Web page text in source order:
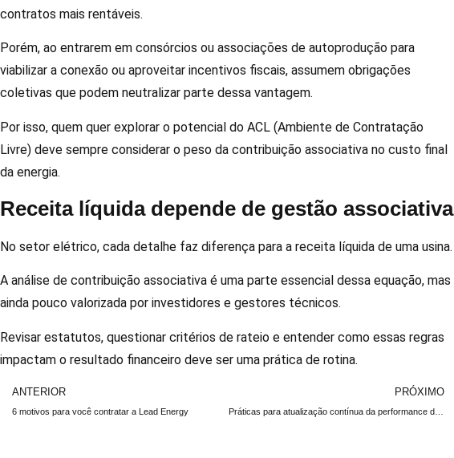
contratos mais rentáveis.
Porém, ao entrarem em consórcios ou associações de autoprodução para
viabilizar a conexão ou aproveitar incentivos fiscais, assumem obrigações
coletivas que podem neutralizar parte dessa vantagem.
Por isso, quem quer explorar o potencial do ACL (Ambiente de Contratação
Livre) deve sempre considerar o peso da contribuição associativa no custo final
da energia.
Receita líquida depende de gestão associativa
No setor elétrico, cada detalhe faz diferença para a receita líquida de uma usina.
A análise de contribuição associativa é uma parte essencial dessa equação, mas
ainda pouco valorizada por investidores e gestores técnicos.
Revisar estatutos, questionar critérios de rateio e entender como essas regras
impactam o resultado financeiro deve ser uma prática de rotina.
ANTERIOR
6 motivos para você contratar a Lead Energy
PRÓXIMO
Práticas para atualização contínua da performance de sua usina